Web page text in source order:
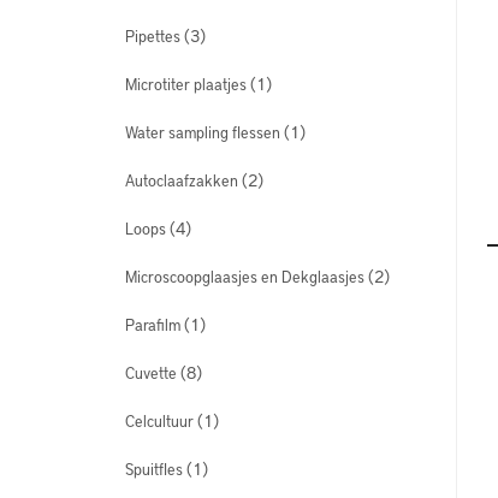
Pipettes(3)
Microtiter plaatjes(1)
Water sampling flessen (1)
Autoclaafzakken (2)
Loops(4)
Microscoopglaasjes en Dekglaasjes(2)
Parafilm(1)
Cuvette (8)
Celcultuur(1)
Spuitfles(1)